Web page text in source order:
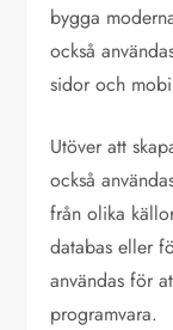
bygga
också
sidor och
Utöver att
också
från olika
databas eller
användas för
programvara.